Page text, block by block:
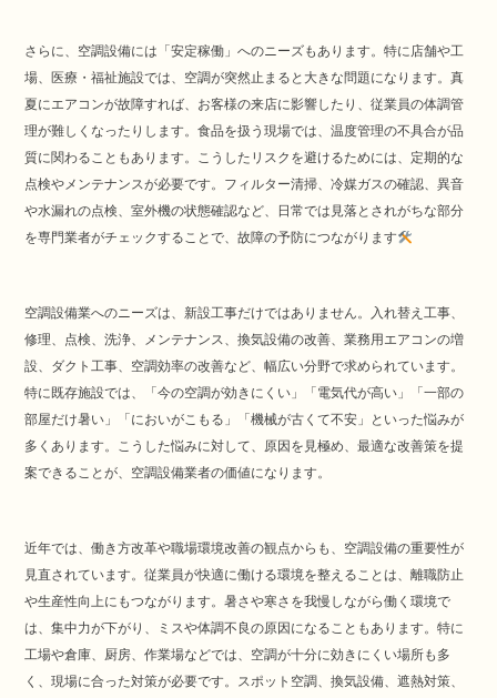
さらに、空調設備には「安定稼働」へのニーズもあります。特に店舗や工
場、医療・福祉施設では、空調が突然止まると大きな問題になります。真
夏にエアコンが故障すれば、お客様の来店に影響したり、従業員の体調管
理が難しくなったりします。食品を扱う現場では、温度管理の不具合が品
質に関わることもあります。こうしたリスクを避けるためには、定期的な
点検やメンテナンスが必要です。フィルター清掃、冷媒ガスの確認、異音
や水漏れの点検、室外機の状態確認など、日常では見落とされがちな部分
を専門業者がチェックすることで、故障の予防につながります
空調設備業へのニーズは、新設工事だけではありません。入れ替え工事、
修理、点検、洗浄、メンテナンス、換気設備の改善、業務用エアコンの増
設、ダクト工事、空調効率の改善など、幅広い分野で求められています。
特に既存施設では、「今の空調が効きにくい」「電気代が高い」「一部の
部屋だけ暑い」「においがこもる」「機械が古くて不安」といった悩みが
多くあります。こうした悩みに対して、原因を見極め、最適な改善策を提
案できることが、空調設備業者の価値になります。
近年では、働き方改革や職場環境改善の観点からも、空調設備の重要性が
見直されています。従業員が快適に働ける環境を整えることは、離職防止
や生産性向上にもつながります。暑さや寒さを我慢しながら働く環境で
は、集中力が下がり、ミスや体調不良の原因になることもあります。特に
工場や倉庫、厨房、作業場などでは、空調が十分に効きにくい場所も多
く、現場に合った対策が必要です。スポット空調、換気設備、遮熱対策、